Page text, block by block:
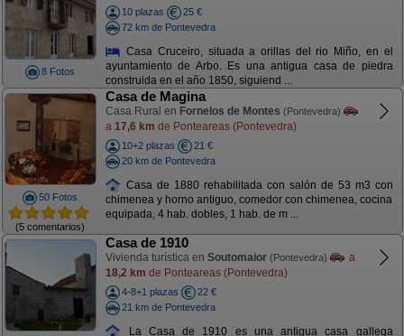
8 Fotos
10 plazas
25 €
72 km de Pontevedra
Casa Cruceiro, situada a orillas del rio Miño, en el
ayuntamiento de Arbo. Es una antigua casa de piedra
construida en el año 1850, siguiend ...
50 Fotos
(5 comentarios)
Casa de Magina
Casa Rural en Fornelos de Montes (Pontevedra)
a 17,6 km de Ponteareas (Pontevedra)
10+2 plazas
21 €
20 km de Pontevedra
Casa de 1880 rehabilitada con salón de 53 m3 con
chimenea y horno antiguo, comedor con chimenea, cocina
equipada, 4 hab. dobles, 1 hab. de m ...
Casa de 1910
Vivienda turística en Soutomaior (Pontevedra)
a
18,2 km de Ponteareas (Pontevedra)
4-8+1 plazas
22 €
21 km de Pontevedra
La Casa de 1910 es una antigua casa gallega